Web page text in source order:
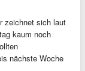
zeichnet sich laut
kaum noch
nächste Woche